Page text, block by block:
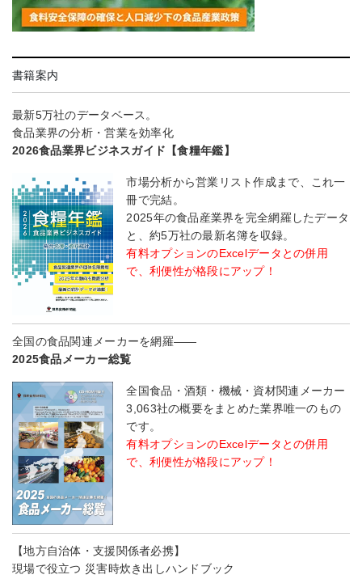
書籍案内
最新5万社のデータベース。
食品業界の分析・営業を効率化
2026食品業界ビジネスガイド【食糧年鑑】
市場分析から営業リスト作成まで、これ一
冊で完結。
2025年の食品産業界を完全網羅したデータ
と、約5万社の最新名簿を収録。
有料オプションのExcelデータとの併用
で、利便性が格段にアップ！
全国の食品関連メーカーを網羅――
2025食品メーカー総覧
全国食品・酒類・機械・資材関連メーカー
3,063社の概要をまとめた業界唯一のもの
です。
有料オプションのExcelデータとの併用
で、利便性が格段にアップ！
【地方自治体・支援関係者必携】
現場で役立つ 災害時炊き出しハンドブック